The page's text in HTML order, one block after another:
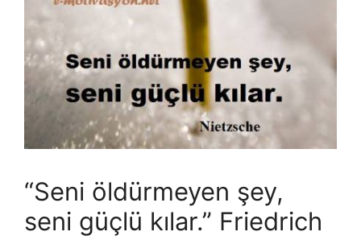
“Seni öldürmeyen şey,
seni güçlü kılar.” Friedrich